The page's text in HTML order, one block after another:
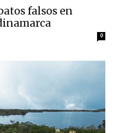
falsos en
0